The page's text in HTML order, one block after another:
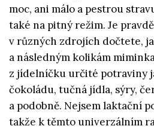
moc, ani málo a pestrou
také na pitný režim. Je
v různých zdrojích dočtete,
a následným kolikám
z jídelníčku určité potraviny
čokoládu, tučná jídla, sýry,
a podobně. Nejsem laktační
takže k těmto univerzálním